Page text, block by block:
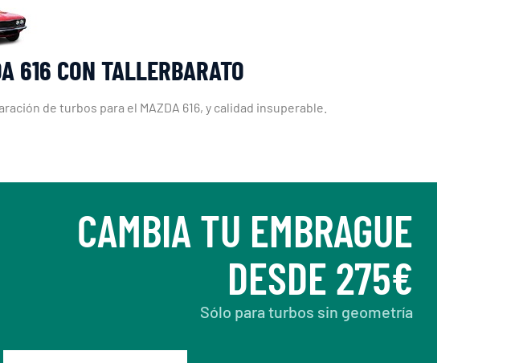
616 CON TALLERBARATO
de turbos para el MAZDA 616, y calidad insuperable.
CAMBIA TU EMBRAGUE
DESDE 275€
Sólo para turbos sin geometría